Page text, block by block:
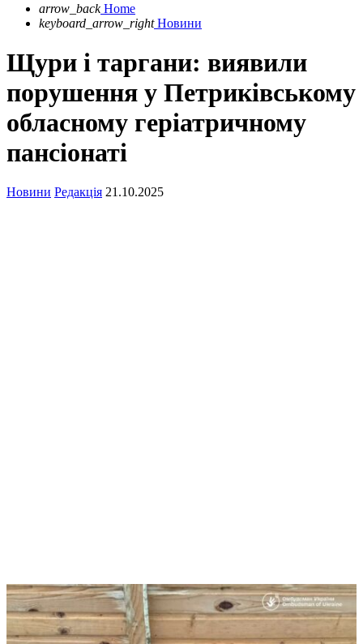
arrow_back Home
keyboard_arrow_right Новини
Щури і таргани: виявили
порушення у Петриківському
обласному геріатричному
пансіонаті
Новини Редакція 21.10.2025